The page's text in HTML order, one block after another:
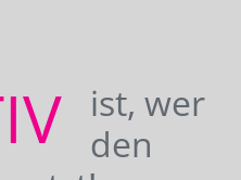
ist, wer
den